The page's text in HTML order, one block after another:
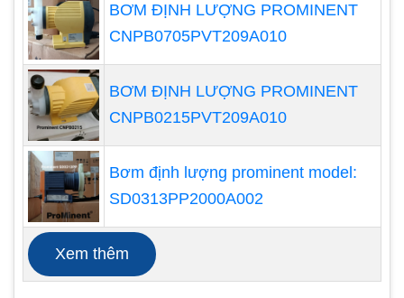
Kích thước và vật liệu tốt nhất của đường ống cho
máy bơm giếng khoan phụ thuộc vào một số yếu
tố, bao gồm:
Lưu lượng nước: Đường ống phải đủ lớn để
mang được lượng nước mà máy bơm cần
cung cấp.
Cột áp: Đường ống phải đủ mạnh để chịu
được áp lực của nước được bơm lên từ
giếng.
Độ sâu giếng: Đường ống phải đủ dài để đến
đáy giếng.
BƠM ĐỊNH LƯỢNG PROMINENT
CNPB0705PVT209A010
BƠM ĐỊNH LƯỢNG PROMINENT
CNPB0215PVT209A010
Bơm định lượng prominent model:
SD0313PP2000A002
Xem thêm